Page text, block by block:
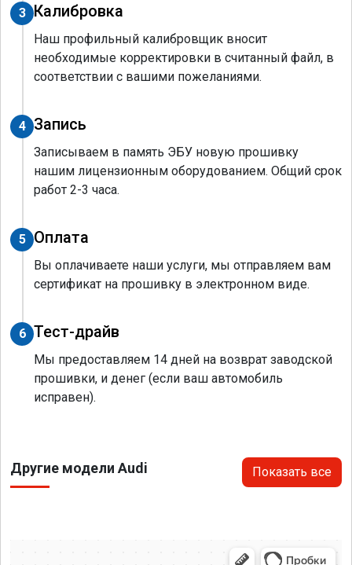
3 Калибровка
Наш профильный калибровщик вносит
необходимые корректировки в считанный файл, в
соответствии с вашими пожеланиями.
4 Запись
Записываем в память ЭБУ новую прошивку
нашим лицензионным оборудованием. Общий срок
работ 2-3 часа.
5 Оплата
Вы оплачиваете наши услуги, мы отправляем вам
сертификат на прошивку в электронном виде.
6 Тест-драйв
Мы предоставляем 14 дней на возврат заводской
прошивки, и денег (если ваш автомобиль
исправен).
Другие модели Audi Показать все